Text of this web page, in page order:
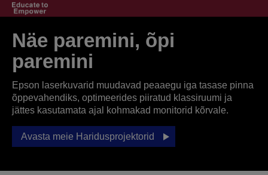
Näe paremini, õpi
paremini
Epson laserkuvarid muudavad peaaegu iga tasase pinna
õppevahendiks, optimeerides piiratud klassiruumi ja
jättes kasutamata ajal kohmakad monitorid kõrvale.
Avasta meie Haridusprojektorid